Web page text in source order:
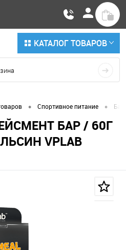
КАТАЛОГ ТОВАРОВ
• Спортивное питание •
БАР / 60Г
VPLAB